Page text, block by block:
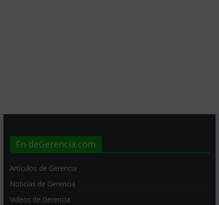
En deGerencia.com
Artículos de Gerencia
Noticias de Gerencia
Videos de Gerencia